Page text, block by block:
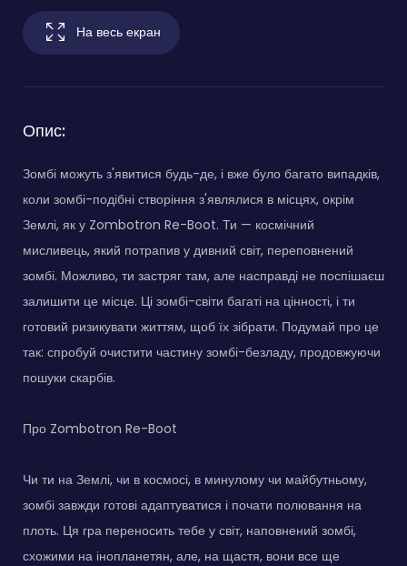
На весь екран
Опис:
Зомбі можуть з'явитися будь-де, і вже було багато випадків,
коли зомбі-подібні створіння з'являлися в місцях, окрім
Землі, як у Zombotron Re-Boot. Ти — космічний
мисливець, який потрапив у дивний світ, переповнений
зомбі. Можливо, ти застряг там, але насправді не поспішаєш
залишити це місце. Ці зомбі-світи багаті на цінності, і ти
готовий ризикувати життям, щоб їх зібрати. Подумай про це
так: спробуй очистити частину зомбі-безладу, продовжуючи
пошуки скарбів.
Про Zombotron Re-Boot
Чи ти на Землі, чи в космосі, в минулому чи майбутньому,
зомбі завжди готові адаптуватися і почати полювання на
плоть. Ця гра переносить тебе у світ, наповнений зомбі,
схожими на інопланетян, але, на щастя, вони все ще